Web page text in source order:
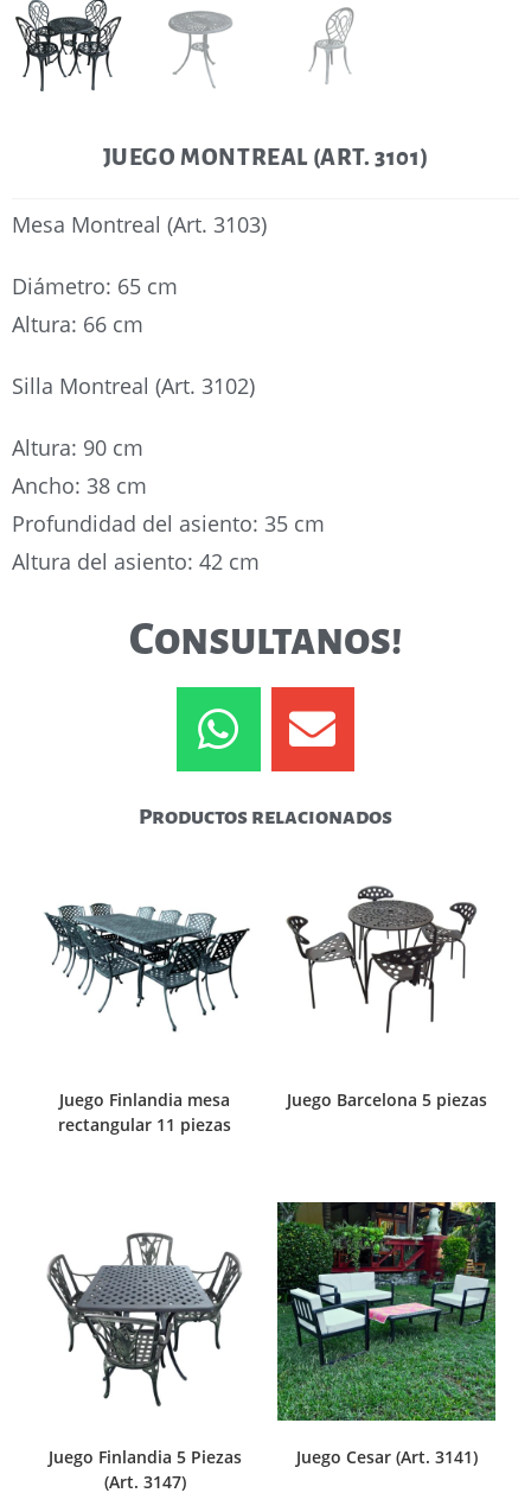
JUEGO MONTREAL (ART. 3101)
Mesa Montreal (Art. 3103)
Diámetro: 65 cm
Altura: 66 cm
Silla Montreal (Art. 3102)
Altura: 90 cm
Ancho: 38 cm
Profundidad del asiento: 35 cm
Altura del asiento: 42 cm
Consultanos!
Productos relacionados
Juego Finlandia mesa
rectangular 11 piezas
Juego Barcelona 5 piezas
Juego Finlandia 5 Piezas
(Art. 3147)
Juego Cesar (Art. 3141)